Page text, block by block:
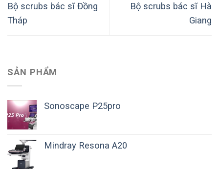
Bộ scrubs bác sĩ Đồng
Tháp
Bộ scrubs bác sĩ Hà
Giang
SẢN PHẨM
Sonoscape P25pro
Mindray Resona A20